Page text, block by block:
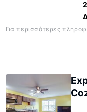
Για περισσότερες